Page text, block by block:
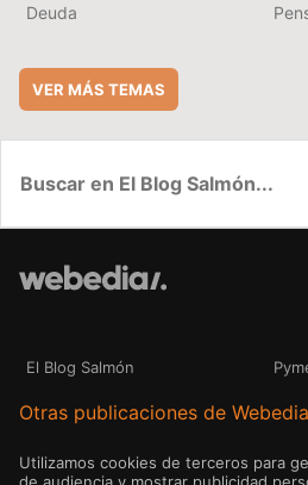
Deuda
VER MÁS TEMAS
El Blog Salmón
Otras publicaciones de Webedia
Utilizamos cookies de terceros para